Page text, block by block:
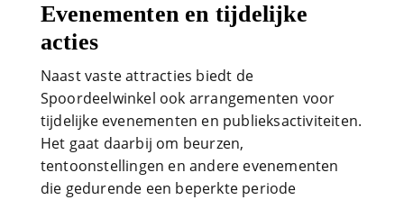
Evenementen en tijdelijke
acties
Naast vaste attracties biedt de
Spoordeelwinkel ook arrangementen voor
tijdelijke evenementen en publieksactiviteiten.
Het gaat daarbij om beurzen,
tentoonstellingen en andere evenementen
die gedurende een beperkte periode